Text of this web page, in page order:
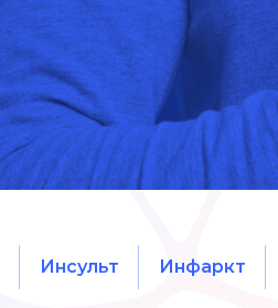
Инсульт Инфаркт